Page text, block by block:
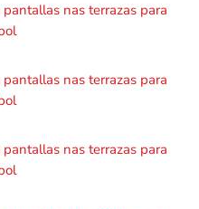
nas terrazas para
nas terrazas para
nas terrazas para